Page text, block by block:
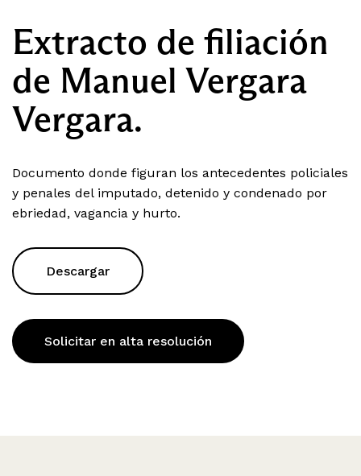
Extracto de filiación
de Manuel Vergara
Vergara.
Documento donde figuran los antecedentes policiales
y penales del imputado, detenido y condenado por
ebriedad, vagancia y hurto.
Descargar
Solicitar en alta resolución